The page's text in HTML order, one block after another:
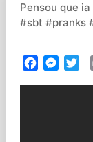
Pensou que
#sbt #pranks
Facebook